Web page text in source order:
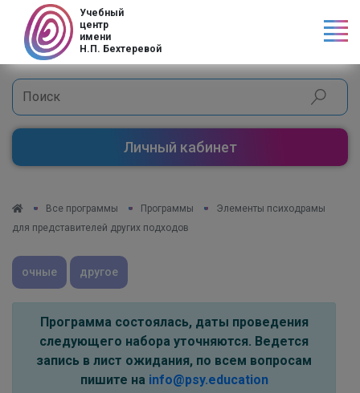
Учебный
центр
имени
Н.П. Бехтеревой
Личный кабинет
Все программы Программы
Элементы психодрамы
для представителей других подходов
очные другое
Программа состоялась, даты проведения
следующего набора уточняются. Ведется
запись в лист ожидания, по всем вопросам
пишите на info@psy.education
Код страны